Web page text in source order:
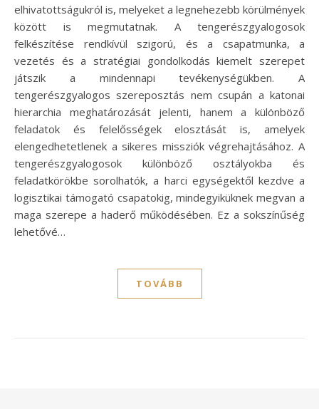
elhivatottságukról is, melyeket a legnehezebb körülmények
között is megmutatnak. A tengerészgyalogosok
felkészítése rendkívül szigorú, és a csapatmunka, a
vezetés és a stratégiai gondolkodás kiemelt szerepet
játszik a mindennapi tevékenységükben. A
tengerészgyalogos szereposztás nem csupán a katonai
hierarchia meghatározását jelenti, hanem a különböző
feladatok és felelősségek elosztását is, amelyek
elengedhetetlenek a sikeres missziók végrehajtásához. A
tengerészgyalogosok különböző osztályokba és
feladatkörökbe sorolhatók, a harci egységektől kezdve a
logisztikai támogató csapatokig, mindegyiküknek megvan a
maga szerepe a haderő működésében. Ez a sokszínűség
lehetővé…
TOVÁBB